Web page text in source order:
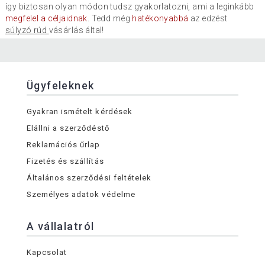
így biztosan olyan módon tudsz gyakorlatozni, ami a leginkább
megfelel a céljaidnak . Tedd még hatékonyabbá az edzést
súlyzó rúd vásárlás által!
Ügyfeleknek
Gyakran ismételt kérdések
Elállni a szerződéstő
Reklamációs űrlap
Fizetés és szállítás
Általános szerződési feltételek
Személyes adatok védelme
A vállalatról
Kapcsolat